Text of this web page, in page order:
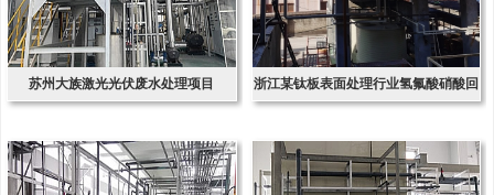
苏州大族激光光伏废水处理项目 浙江某钛板表面处理行业氢氟酸硝酸回